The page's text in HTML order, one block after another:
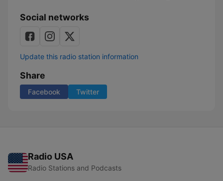
Social networks
Update this radio station information
Share
Facebook Twitter
Radio USA
Radio Stations and Podcasts